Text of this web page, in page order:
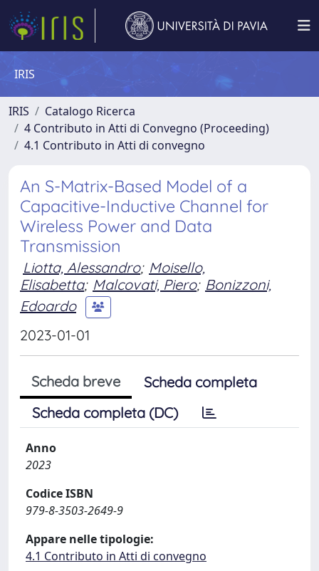
IRIS
IRIS
Catalogo Ricerca
4 Contributo in Atti di Convegno (Proceeding)
4.1 Contributo in Atti di convegno
An S-Matrix-Based Model of a
Capacitive-Inductive Channel for
Wireless Power and Data
Transmission
Liotta, Alessandro; Moisello,
Elisabetta; Malcovati, Piero; Bonizzoni,
Edoardo
2023-01-01
Scheda breve
Scheda completa
Scheda completa (DC)
Anno
2023
Codice ISBN
979-8-3503-2649-9
Appare nelle tipologie:
4.1 Contributo in Atti di convegno